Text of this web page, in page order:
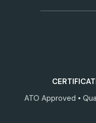
ATO Approved •